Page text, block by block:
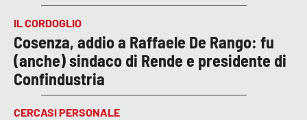
IL CORDOGLIO
Cosenza, addio a Raffaele De Rango: fu
(anche) sindaco di Rende e presidente di
Confindustria
CERCASI PERSONALE